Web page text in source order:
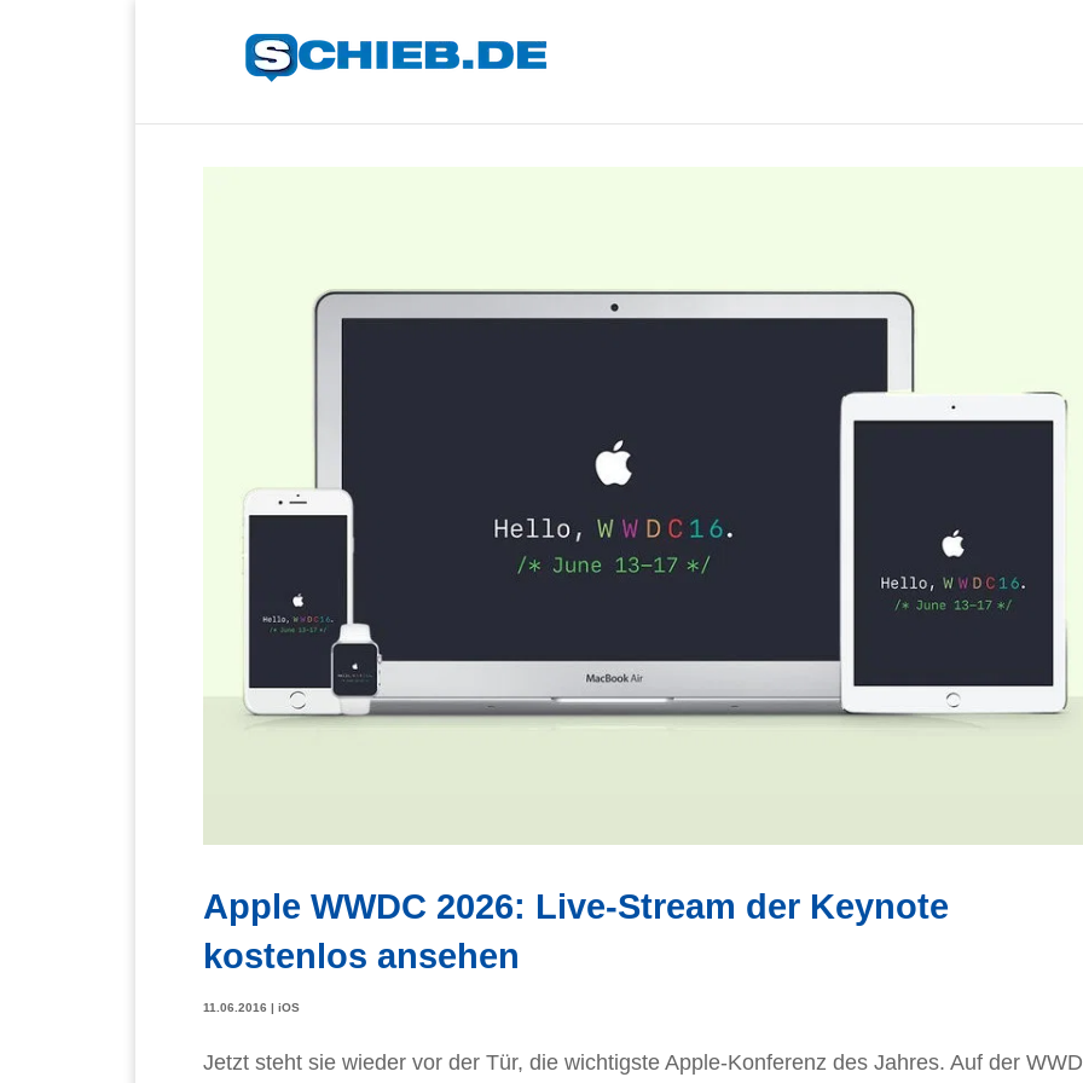
Apple WWDC 2026: Live-Stream der Keynote
kostenlos ansehen
11.06.2016 | iOS
Jetzt steht sie wieder vor der Tür, die wichtigste Apple-Konferenz des Jahres. Auf der